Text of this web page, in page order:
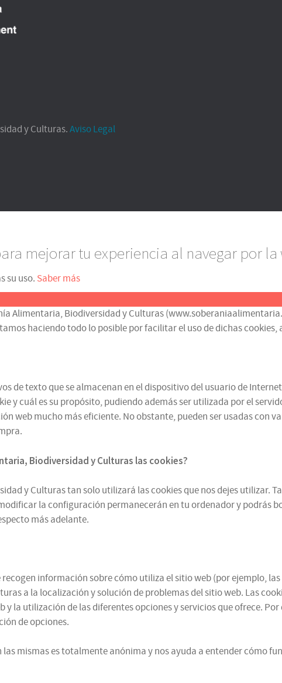
y Culturas.Aviso Legal
mejorar tu experiencia al navegar por la
su uso. Saber más
Alimentaria, Biodiversidad y Culturas
haciendo todo lo posible por facilitar el uso de dichas
de texto que se almacenan en el dispositivo del usuario de
y cuál es su propósito, pudiendo además ser utilizada por el
web mucho más eficiente. No obstante, pueden ser usadas con
Biodiversidad y Culturas las cookies?
y Culturas tan solo utilizará las cookies que nos dejes utilizar.
la configuración permanecerán en tu ordenador y podrás
más adelante.
información sobre cómo utiliza el sitio web (por ejemplo,
a la localización y solución de problemas del sitio web. Las
la utilización de las diferentes opciones y servicios que ofrece.
de opciones.
mismas es totalmente anónima y nos ayuda a entender cómo